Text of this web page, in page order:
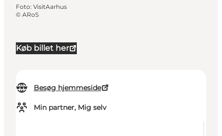
Køb billet her
Besøg hjemmeside
Min partner, Mig selv
Foto: VisitAarhus
© ARoS